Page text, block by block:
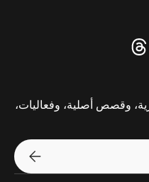
Threads
وقصص أصلية، وفعاليات،
اشترك